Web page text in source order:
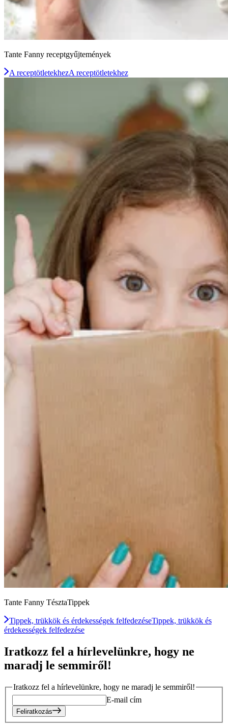
Tante Fanny receptgyűjtemények
A receptötletekhezA receptötletekhez
Tante Fanny TésztaTippek
Tippek, trükkök és érdekességek felfedezéseTippek, trükkök és
érdekességek felfedezése
Iratkozz fel a hírlevelünkre, hogy ne
maradj le semmiről!
Iratkozz fel a hírlevelünkre, hogy ne maradj le semmiről!
E-mail cím
Feliratkozás